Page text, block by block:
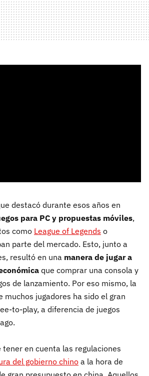
destacó durante esos años en
para PC y propuestas móviles,
como League of Legends o
parte del mercado. Esto, junto a
resultó en una manera de jugar a
que comprar una consola y
de lanzamiento. Por eso mismo, la
muchos jugadores ha sido el gran
to-play, a diferencia de juegos
tener en cuenta las regulaciones
del gobierno chino a la hora de